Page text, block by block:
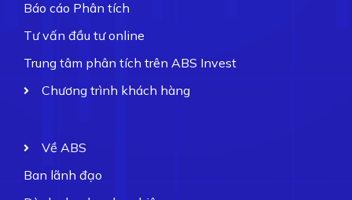
Báo cáo Phân tích
Tư vấn đầu tư online
Trung tâm phân tích trên ABS Invest
Chương trình khách hàng
Về ABS
Ban lãnh đạo